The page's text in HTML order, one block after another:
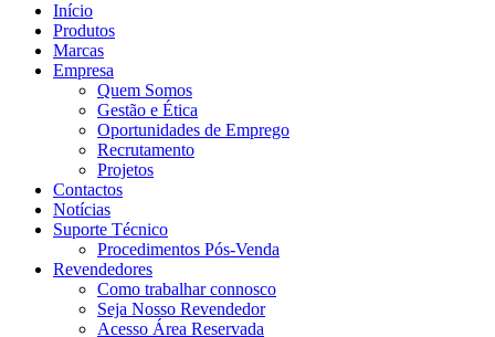
Início
Produtos
Marcas
Empresa
Quem Somos
Gestão e Ética
Oportunidades de Emprego
Recrutamento
Projetos
Contactos
Notícias
Suporte Técnico
Procedimentos Pós-Venda
Revendedores
Como trabalhar connosco
Seja Nosso Revendedor
Acesso Área Reservada